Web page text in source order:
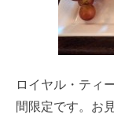
ロイヤル・ティ
間限定です。お